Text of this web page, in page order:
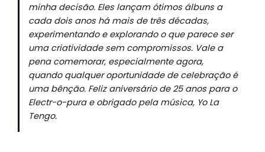
minha decisão. Eles lançam ótimos álbuns a
cada dois anos há mais de três décadas,
experimentando e explorando o que parece ser
uma criatividade sem compromissos. Vale a
pena comemorar, especialmente agora,
quando qualquer oportunidade de celebração é
uma bênção. Feliz aniversário de 25 anos para o
Electr-o-pura e obrigado pela música, Yo La
Tengo.